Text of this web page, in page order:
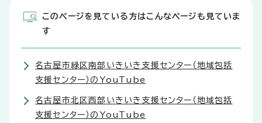
このページを見ている方はこんなページも見ていま
す
名古屋市緑区南部いきいき支援センター（地域包括
支援センター）のYouTube
名古屋市北区西部いきいき支援センター（地域包括
支援センター）のYouTube